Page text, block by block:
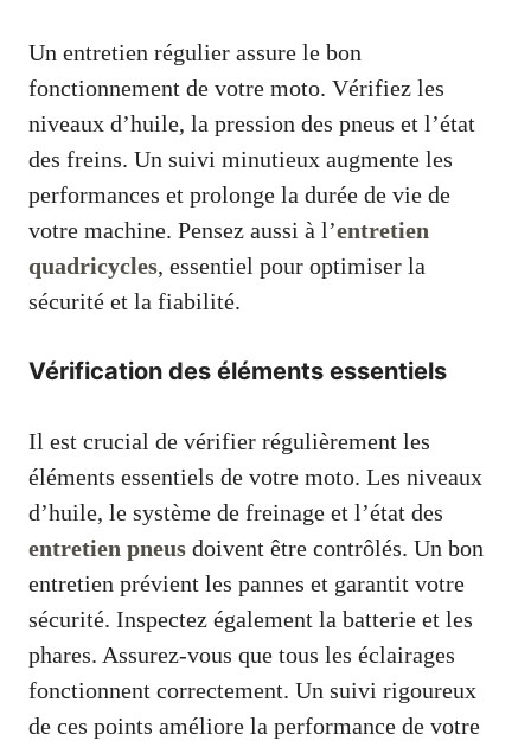
Un entretien régulier assure le bon
fonctionnement de votre moto. Vérifiez les
niveaux d’huile, la pression des pneus et l’état
des freins. Un suivi minutieux augmente les
performances et prolonge la durée de vie de
votre machine. Pensez aussi à l’entretien
quadricycles, essentiel pour optimiser la
sécurité et la fiabilité.
Vérification des éléments essentiels
Il est crucial de vérifier régulièrement les
éléments essentiels de votre moto. Les niveaux
d’huile, le système de freinage et l’état des
entretien pneus doivent être contrôlés. Un bon
entretien prévient les pannes et garantit votre
sécurité. Inspectez également la batterie et les
phares. Assurez-vous que tous les éclairages
fonctionnent correctement. Un suivi rigoureux
de ces points améliore la performance de votre